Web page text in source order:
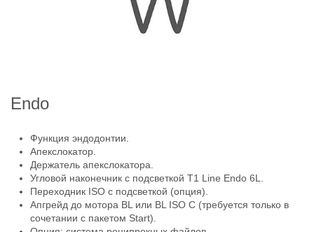
Endo
Функция эндодонтии.
Апекслокатор.
Держатель апекслокатора.
Угловой наконечник с подсветкой T1 Line Endo 6L.
Переходник ISO с подсветкой (опция).
Апгрейд до мотора BL или BL ISO C (требуется только в
сочетании с пакетом Start).